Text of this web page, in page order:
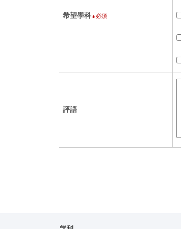
希望學科 必須
評語